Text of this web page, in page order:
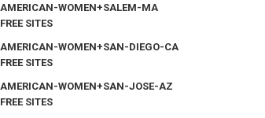
AMERICAN-WOMEN+SALEM-MA
FREE SITES
AMERICAN-WOMEN+SAN-DIEGO-CA
FREE SITES
AMERICAN-WOMEN+SAN-JOSE-AZ
FREE SITES